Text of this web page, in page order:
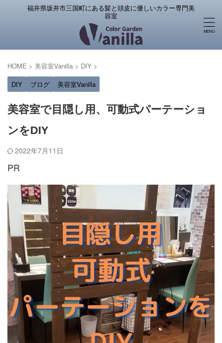
福井県坂井市三国町にある髪と頭皮に優しいカラー専門美
容室
HOME > 美容室Vanilla > DIY >
DIY
ブログ 美容室Vanilla
美容室で目隠し用、可動式パーテーショ
ンをDIY
2022年7月11日
PR